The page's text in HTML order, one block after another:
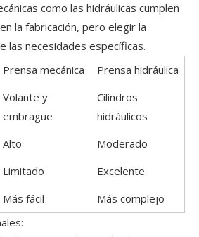
como las hidráulicas cumplen
la fabricación, pero elegir la
las necesidades específicas.
Prensa mecánica
Prensa hidráulica
Volante y
embrague
Cilindros
hidráulicos
Alto
Moderado
Limitado
Excelente
Más fácil
Más complejo